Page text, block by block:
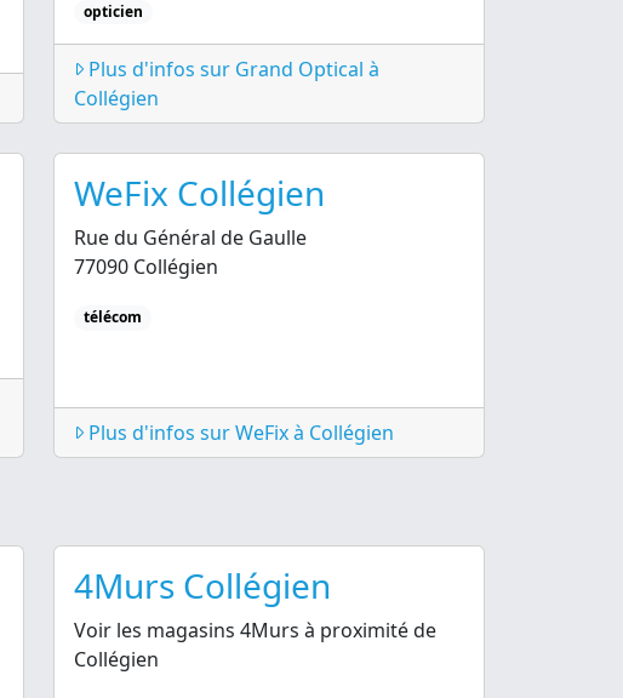
opticien
Plus d'infos sur Grand Optical à
Collégien
WeFix Collégien
Rue du Général de Gaulle
77090 Collégien
télécom
Plus d'infos sur WeFix à Collégien
4Murs Collégien
Voir les magasins 4Murs à proximité de
Collégien